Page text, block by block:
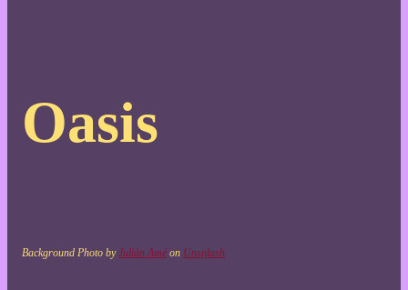
Oasis
Background Photo byJulián Amé on Unsplash